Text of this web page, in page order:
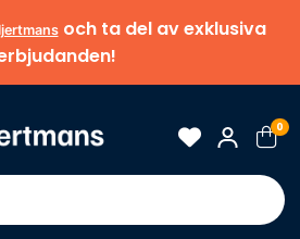
och ta del av exklusiva
0